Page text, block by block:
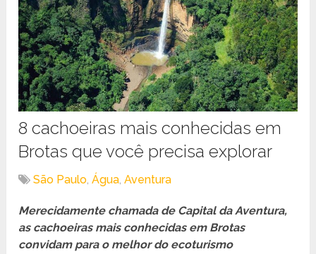
8 cachoeiras mais conhecidas em
Brotas que você precisa explorar
São Paulo,Água,Aventura
Merecidamente chamada de Capital da Aventura,
as cachoeiras mais conhecidas em Brotas
convidam para o melhor do ecoturismo